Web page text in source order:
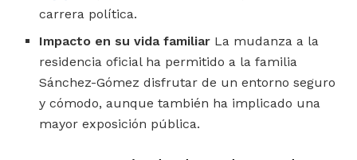
carrera política.
Impacto en su vida familiar La mudanza a la
residencia oficial ha permitido a la familia
Sánchez-Gómez disfrutar de un entorno seguro
y cómodo, aunque también ha implicado una
mayor exposición pública.